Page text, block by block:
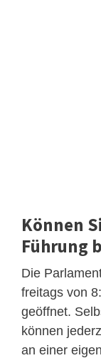
Können
Führung
Die
freitags von
geöffnet.
können
an einer